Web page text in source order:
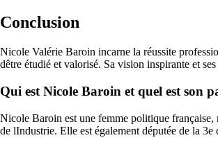
Conclusion
Nicole Valérie Baroin incarne la réussite
dêtre étudié et valorisé. Sa vision inspirante et
Qui est Nicole Baroin et quel est son
Nicole Baroin est une femme politique française,
de lIndustrie. Elle est également députée de la